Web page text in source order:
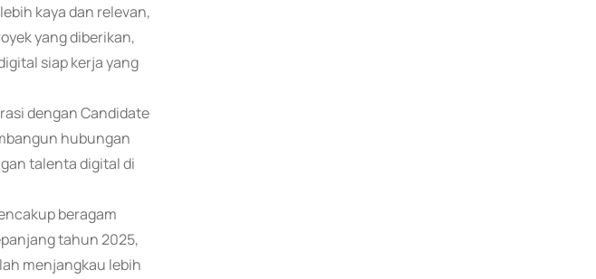
kaya dan relevan,
yang diberikan,
siap kerja yang
dengan Candidate
hubungan
talenta digital di
beragam
tahun 2025,
menjangkau lebih